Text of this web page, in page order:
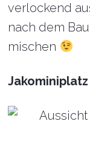
verlockend
nach dem
mischen
Jakominiplatz